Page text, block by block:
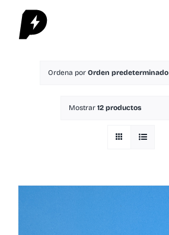
Saltar
contenido
Ordena por Orden predeterminado
Mostrar 12 productos